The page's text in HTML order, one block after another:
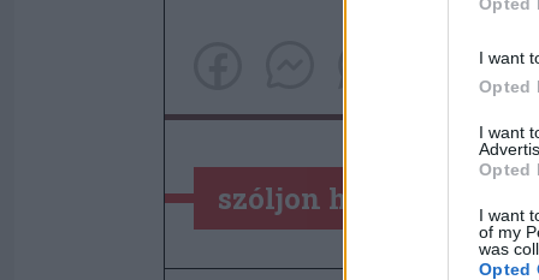
I want
Opted
I want
Opted
I want
of my
was
Opted
szóljon hozzá!